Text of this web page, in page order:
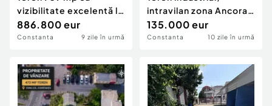
vizibilitate excelentă la
Bulevardul Mamaia
886.800 eur
Constanta 9 zile în urmă
intravilan zona Ancora
Bratianu
135.000 eur
Constanta 10 zile în urmă